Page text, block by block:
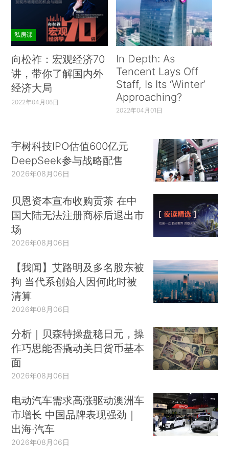
私房课
向松祚：宏观经济70
讲，带你了解国内外
经济大局
2022年04月06日
In Depth: As
Tencent Lays Off
Staff, Is Its ‘Winter’
Approaching?
2022年04月01日
宇树科技IPO估值600亿元
DeepSeek参与战略配售
2026年08月06日
贝恩资本宣布收购贡茶 在中
国大陆无法注册商标后退出市
场
2026年08月06日
【我闻】艾路明及多名股东被
拘 当代系创始人因何此时被
清算
2026年08月06日
分析｜贝森特操盘稳日元，操
作巧思能否撬动美日货币基本
面
2026年08月06日
电动汽车需求高涨驱动澳洲车
市增长 中国品牌表现强劲｜
出海·汽车
2026年08月06日